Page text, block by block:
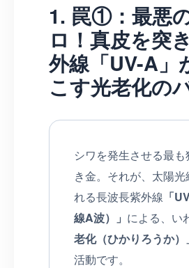
1. 罠①：最悪
ロ！真皮を突
外線「UV-A」
こす光老化の
シワを発生させる最も
き金。それが、太陽光
れる長波長紫外線 「
線A波）」 による、い
老化（ひかりろうか）
活動です。